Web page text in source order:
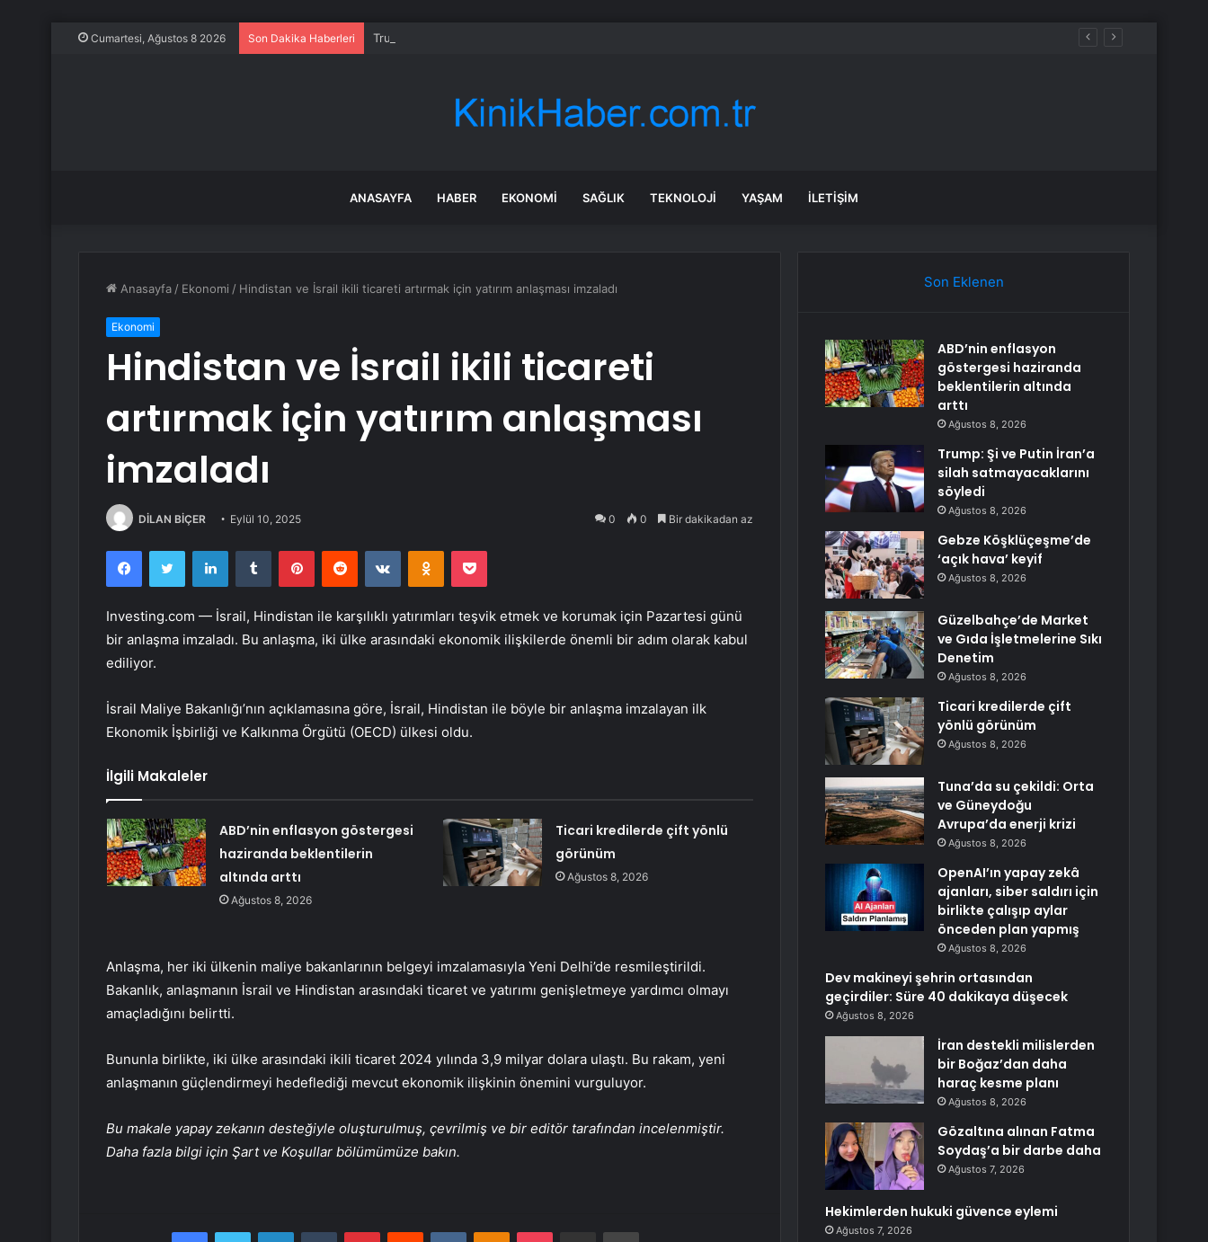
Cumartesi, Ağustos 8 2026 Son Dakika Haberleri Trump: Şi ve Putin İran’a silah satmayacaklarını söyledi
ANASAYFA HABER EKONOMI SAĞLIK TEKNOLOJI YAŞAM İLETIŞIM
Anasayfa / Ekonomi / Hindistan ve İsrail ikili ticareti artırmak için yatırım anlaşması imzaladı
Ekonomi
Hindistan ve İsrail ikili ticareti
artırmak için yatırım anlaşması
imzaladı
DİLAN BİÇER Eylül 10, 2025 0 0 Bir dakikadan az
FacebookTwitter LinkedInTumblr PinterestReddit VKontakteOdnoklassniki
Pocket
Investing.com — İsrail, Hindistan ile karşılıklı yatırımları teşvik etmek ve korumak için Pazartesi günü
bir anlaşma imzaladı. Bu anlaşma, iki ülke arasındaki ekonomik ilişkilerde önemli bir adım olarak kabul
ediliyor.
İsrail Maliye Bakanlığı’nın açıklamasına göre, İsrail, Hindistan ile böyle bir anlaşma imzalayan ilk
Ekonomik İşbirliği ve Kalkınma Örgütü (OECD) ülkesi oldu.
İlgili Makaleler
ABD’nin enflasyon göstergesi
haziranda beklentilerin
altında arttı
Ağustos 8, 2026
Ticari kredilerde çift yönlü
görünüm
Ağustos 8, 2026
Anlaşma, her iki ülkenin maliye bakanlarının belgeyi imzalamasıyla Yeni Delhi’de resmileştirildi.
Bakanlık, anlaşmanın İsrail ve Hindistan arasındaki ticaret ve yatırımı genişletmeye yardımcı olmayı
amaçladığını belirtti.
Bununla birlikte, iki ülke arasındaki ikili ticaret 2024 yılında 3,9 milyar dolara ulaştı. Bu rakam, yeni
anlaşmanın güçlendirmeyi hedeflediği mevcut ekonomik ilişkinin önemini vurguluyor.
Bu makale yapay zekanın desteğiyle oluşturulmuş, çevrilmiş ve bir editör tarafından incelenmiştir.
Daha fazla bilgi için Şart ve Koşullar bölümümüze bakın.
FacebookTwitter LinkedInTumblr PinterestReddit VKontakteOdnoklassniki
Pocket E-Posta ile paylaş Yazdır
Son Eklenen
ABD’nin enflasyon
göstergesi haziranda
beklentilerin altında
arttı
Ağustos 8, 2026
Trump: Şi ve Putin İran’a
silah satmayacaklarını
söyledi
Ağustos 8, 2026
Gebze Köşklüçeşme’de
‘açık hava’ keyif
Ağustos 8, 2026
Güzelbahçe’de Market
ve Gıda İşletmelerine Sıkı
Denetim
Ağustos 8, 2026
Ticari kredilerde çift
yönlü görünüm
Ağustos 8, 2026
Tuna’da su çekildi: Orta
ve Güneydoğu
Avrupa’da enerji krizi
Ağustos 8, 2026
OpenAI’ın yapay zekâ
ajanları, siber saldırı için
birlikte çalışıp aylar
önceden plan yapmış
Ağustos 8, 2026
Dev makineyi şehrin ortasından
geçirdiler: Süre 40 dakikaya düşecek
Ağustos 8, 2026
İran destekli milislerden
bir Boğaz’dan daha
haraç kesme planı
Ağustos 8, 2026
Gözaltına alınan Fatma
Soydaş’a bir darbe daha
Ağustos 7, 2026
Hekimlerden hukuki güvence eylemi
Ağustos 7, 2026